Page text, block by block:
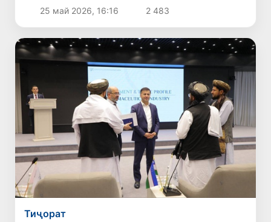
25 май 2026, 16:16 2 483
Тиҷорат